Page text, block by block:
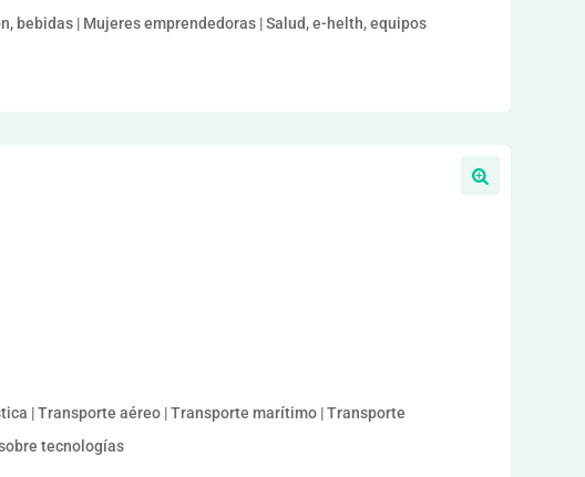
bebidas | Mujeres emprendedoras | Salud, e-helth, equipos
| Transporte aéreo | Transporte marítimo | Transporte
tecnologías